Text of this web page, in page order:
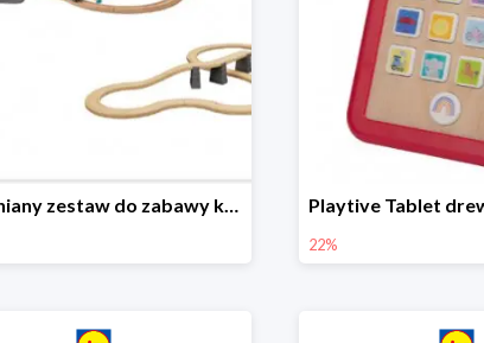
Drewniany zestaw do zabawy kolejką - farma i wiadukt
22%